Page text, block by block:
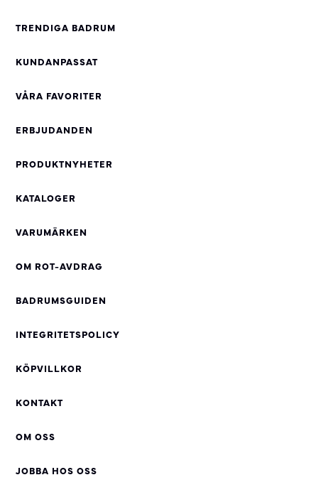
TRENDIGA BADRUM
KUNDANPASSAT
VÅRA FAVORITER
ERBJUDANDEN
PRODUKTNYHETER
KATALOGER
VARUMÄRKEN
OM ROT-AVDRAG
BADRUMSGUIDEN
INTEGRITETSPOLICY
KÖPVILLKOR
KONTAKT
OM OSS
JOBBA HOS OSS